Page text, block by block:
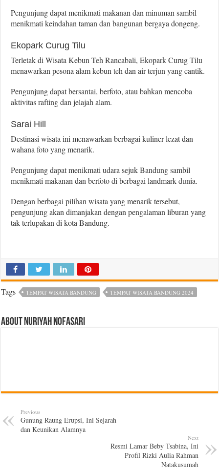
Pengunjung dapat menikmati makanan dan minuman sambil
menikmati keindahan taman dan bangunan bergaya dongeng.
Ekopark Curug Tilu
Terletak di Wisata Kebun Teh Rancabali, Ekopark Curug Tilu
menawarkan pesona alam kebun teh dan air terjun yang cantik.
Pengunjung dapat bersantai, berfoto, atau bahkan mencoba
aktivitas rafting dan jelajah alam.
Sarai Hill
Destinasi wisata ini menawarkan berbagai kuliner lezat dan
wahana foto yang menarik.
Pengunjung dapat menikmati udara sejuk Bandung sambil
menikmati makanan dan berfoto di berbagai landmark dunia.
Dengan berbagai pilihan wisata yang menarik tersebut,
pengunjung akan dimanjakan dengan pengalaman liburan yang
tak terlupakan di kota Bandung.
Tags TEMPAT WISATA BANDUNG TEMPAT WISATA BANDUNG 2024
About Nuriyah Nofasari
Previous
Gunung Raung Erupsi, Ini Sejarah
dan Keunikan Alamnya
Next
Resmi Lamar Beby Tsabina, Ini
Profil Rizki Aulia Rahman
Natakusumah